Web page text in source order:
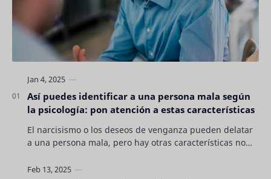
Así puedes identificar a una persona mala según
la psicología: pon atención a estas características
El narcisismo o los deseos de venganza pueden delatar
a una persona mala, pero hay otras características no